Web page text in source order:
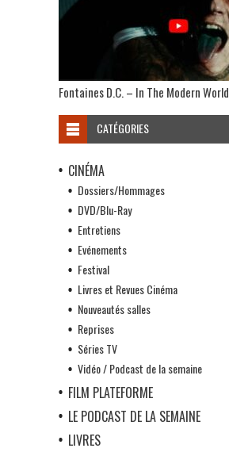
Fontaines D.C. – In The Modern World
CATÉGORIES
CINÉMA
Dossiers/Hommages
DVD/Blu-Ray
Entretiens
Evénements
Festival
Livres et Revues Cinéma
Nouveautés salles
Reprises
Séries TV
Vidéo / Podcast de la semaine
FILM PLATEFORME
LE PODCAST DE LA SEMAINE
LIVRES